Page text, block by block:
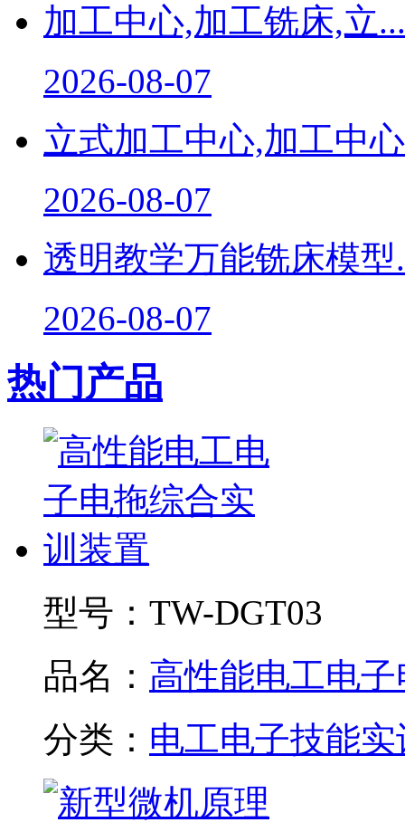
加工中心,加工铣床,立...
2026-08-07
立式加工中心,加工中
2026-08-07
透明教学万能铣床模型
2026-08-07
热门产品
型号： TW-DGT03
品名： 高性能电工电子
分类： 电工电子技能